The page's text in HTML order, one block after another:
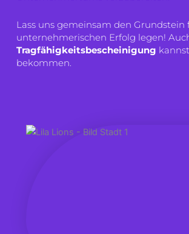
Lass uns gemeinsam den Grundstein
unternehmerischen Erfolg legen!
Tragfähigkeitsbescheinigung
bekommen.